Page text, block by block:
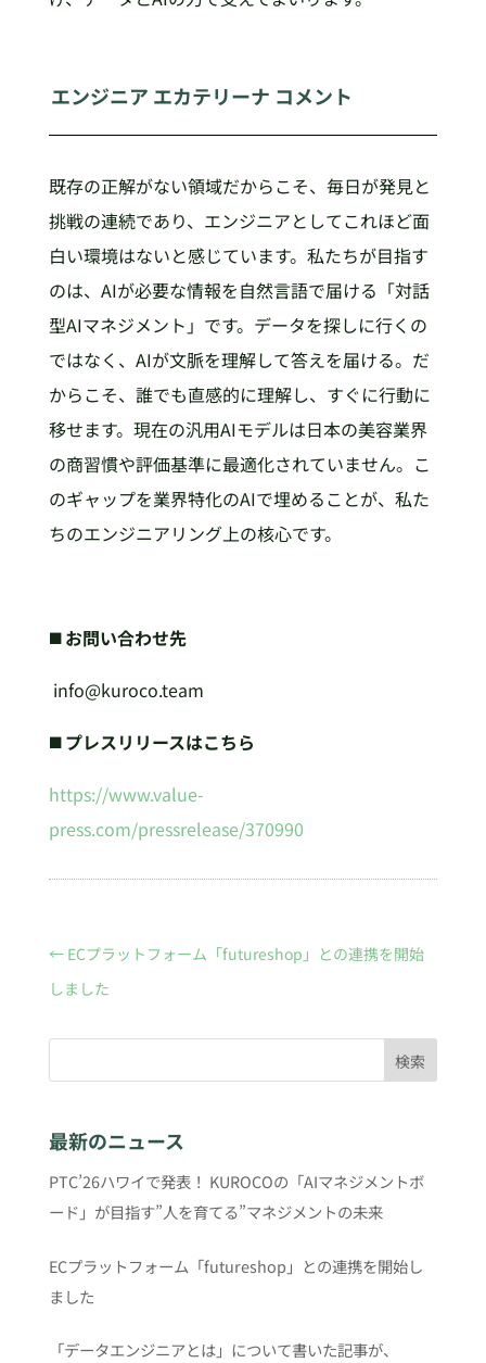
エンジニア エカテリーナ コメント
既存の正解がない領域だからこそ、毎日が発見と
挑戦の連続であり、エンジニアとしてこれほど面
白い環境はないと感じています。私たちが目指す
のは、AIが必要な情報を自然言語で届ける「対話
型AIマネジメント」です。データを探しに行くの
ではなく、AIが文脈を理解して答えを届ける。だ
からこそ、誰でも直感的に理解し、すぐに行動に
移せます。現在の汎用AIモデルは日本の美容業界
の商習慣や評価基準に最適化されていません。こ
のギャップを業界特化のAIで埋めることが、私た
ちのエンジニアリング上の核心です。
◼️ お問い合わせ先
info@kuroco.team
◼️ プレスリリースはこちら
https://www.value-
press.com/pressrelease/370990
← ECプラットフォーム「futureshop」との連携を開始
しました
検索
最新のニュース
PTC’26ハワイで発表！ KUROCOの「AIマネジメントボ
ード」が目指す”人を育てる”マネジメントの未来
ECプラットフォーム「futureshop」との連携を開始し
ました
「データエンジニアとは」について書いた記事が、